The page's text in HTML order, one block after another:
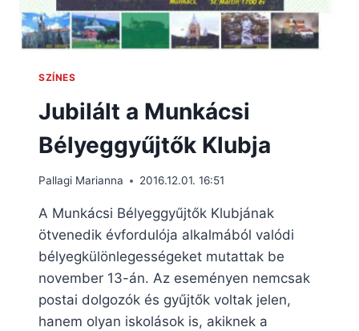
SZÍNES
Jubilált a Munkácsi
Bélyeggyűjtők Klubja
Pallagi Marianna 2016.12.01. 16:51
A Munkácsi Bélyeggyűjtők Klubjának
ötvenedik évfordulója alkalmából valódi
bélyegkülönlegességeket mutattak be
november 13-án. Az eseményen nemcsak
postai dolgozók és gyűjtők voltak jelen,
hanem olyan iskolások is, akiknek a